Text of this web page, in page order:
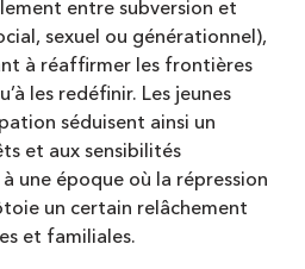
entre subversion et
sexuel ou générationnel),
à réaffirmer les frontières
les redéfinir. Les jeunes
séduisent ainsi un
et aux sensibilités
une époque où la répression
un certain relâchement
et familiales.